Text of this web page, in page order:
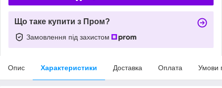
Що таке купити з Пром?
Замовлення під захистом
Опис Характеристики Доставка Оплата Умови